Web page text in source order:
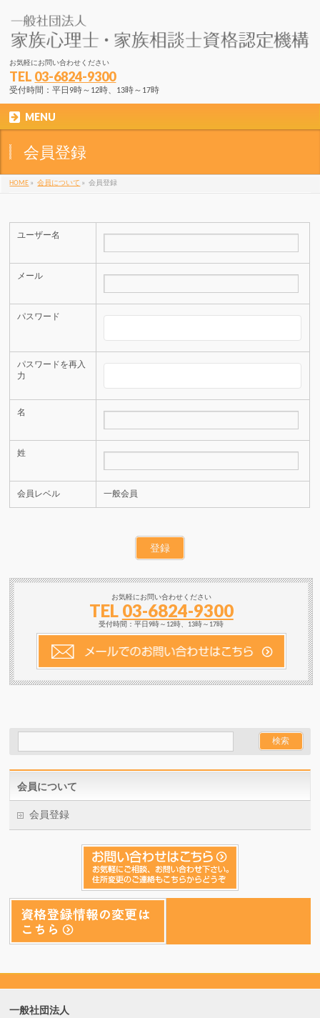
お気軽にお問い合わせください
TEL 03-6824-9300
受付時間：平日9時～12時、13時～17時
MENU
会員登録
HOME » 会員について » 会員登録
ユーザー名
メール
パスワード
パスワードを再入
力
名
姓
会員レベル 一般会員
お気軽にお問い合わせください
TEL 03-6824-9300
受付時間：平日9時～12時、13時～17時
会員について
会員登録
一般社団法人